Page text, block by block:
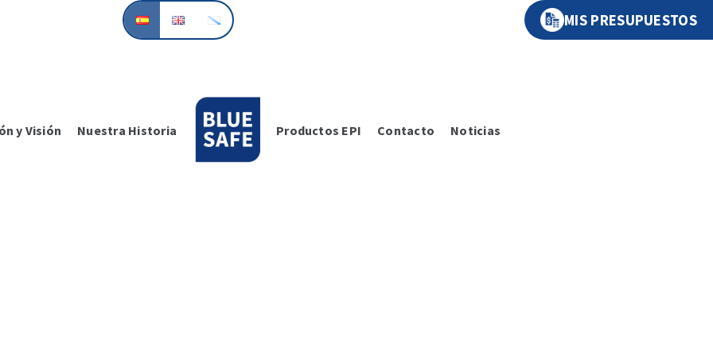
MIS PRESUPUESTOS
y Visión Nuestra Historia Productos EPI Contacto Noticias